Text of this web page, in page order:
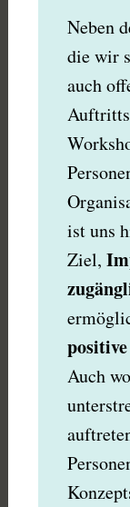
Neben
die wir
auch
ist uns
Ziel,
Auch